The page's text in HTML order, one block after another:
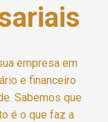
empresa em
e financeiro
Sabemos que
é o que faz a